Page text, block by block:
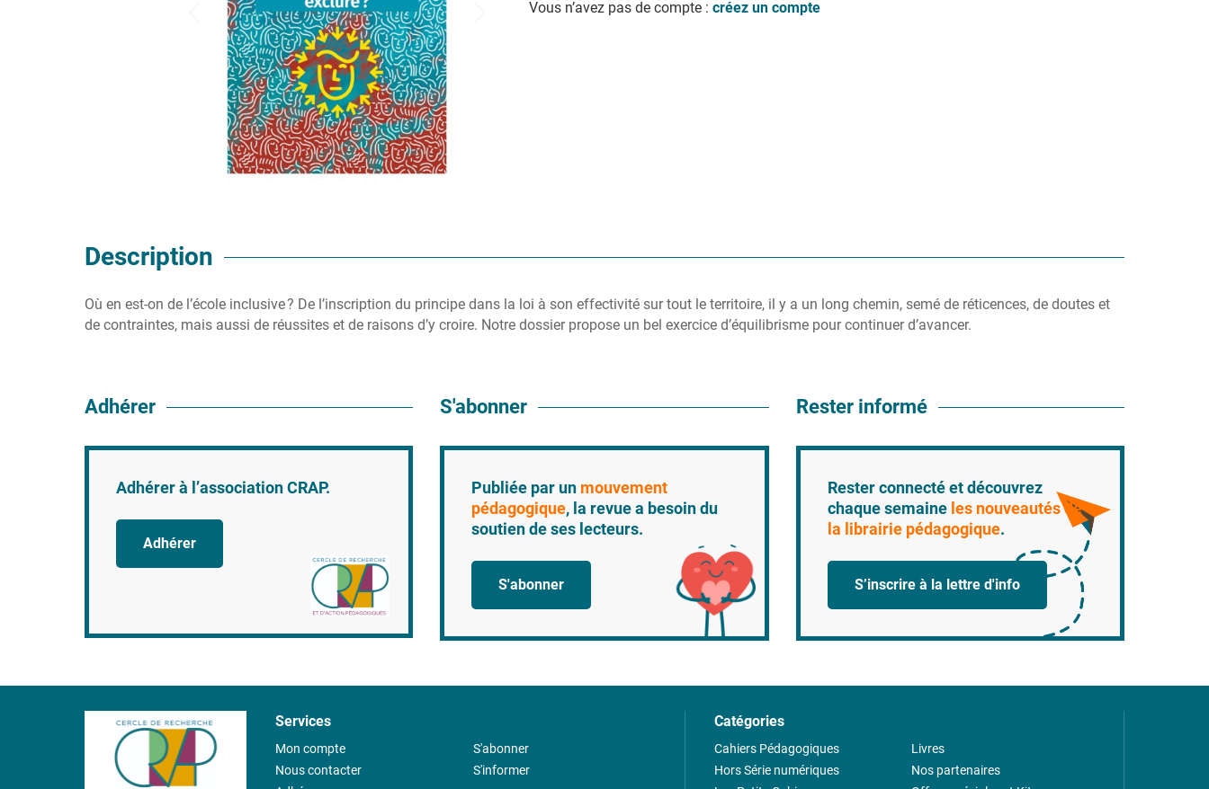
Vous n’avez pas de compte : créez un compte
Description
Où en est-on de l’école inclusive ? De l’inscription du principe dans la loi à son effectivité sur tout le territoire, il y a un long chemin, semé de réticences, de doutes et
de contraintes, mais aussi de réussites et de raisons d’y croire. Notre dossier propose un bel exercice d’équilibrisme pour continuer d’avancer.
Adhérer
Adhérer à l’association CRAP.
Adhérer
S'abonner
Publiée par un mouvement
pédagogique, la revue a besoin du
soutien de ses lecteurs.
S'abonner
Rester informé
Rester connecté et découvrez
chaque semaine les nouveautés de
la librairie pédagogique.
S’inscrire à la lettre d'info
Services
Mon compte
Nous contacter
S'abonner
S'informer
Catégories
Cahiers Pédagogiques
Hors Série numériques
Livres
Nos partenaires